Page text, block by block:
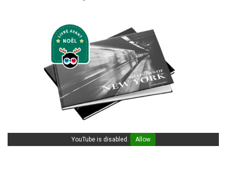
YouTube is disabled. Allow